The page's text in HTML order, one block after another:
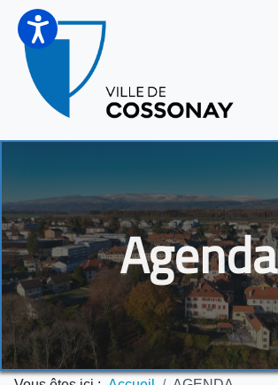
Agenda